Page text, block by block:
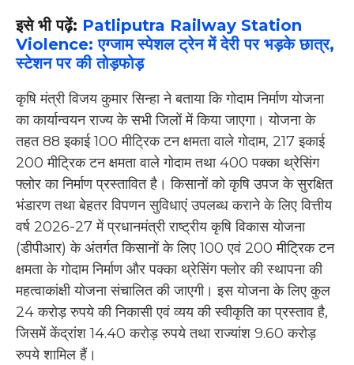
इसे भी पढ़ें: Patliputra Railway Station
Violence: एग्जाम स्पेशल ट्रेन में देरी पर भड़के छात्र,
स्टेशन पर की तोड़फोड़
कृषि मंत्री विजय कुमार सिन्हा ने बताया कि गोदाम निर्माण योजना
का कार्यान्वयन राज्य के सभी जिलों में किया जाएगा। योजना के
तहत 88 इकाई 100 मीट्रिक टन क्षमता वाले गोदाम, 217 इकाई
200 मीट्रिक टन क्षमता वाले गोदाम तथा 400 पक्का थ्रेसिंग
फ्लोर का निर्माण प्रस्तावित है। किसानों को कृषि उपज के सुरक्षित
भंडारण तथा बेहतर विपणन सुविधाएं उपलब्ध कराने के लिए वित्तीय
वर्ष 2026-27 में प्रधानमंत्री राष्ट्रीय कृषि विकास योजना
(डीपीआर) के अंतर्गत किसानों के लिए 100 एवं 200 मीट्रिक टन
क्षमता के गोदाम निर्माण और पक्का थ्रेसिंग फ्लोर की स्थापना की
महत्वाकांक्षी योजना संचालित की जाएगी। इस योजना के लिए कुल
24 करोड़ रुपये की निकासी एवं व्यय की स्वीकृति का प्रस्ताव है,
जिसमें केंद्रांश 14.40 करोड़ रुपये तथा राज्यांश 9.60 करोड़
रुपये शामिल हैं।